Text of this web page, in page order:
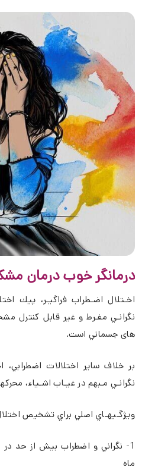
درمانگر خوب درمان
اخـتلال اضـطراب فراگيـر، پيك
نگرانـي مفـرط و غير قابل كنترل
های جسماني است.
بر خلاف ساير اختلالات اضطرابي،
نگرانـي مـبهم در غيـاب اشـياء،
ويژگـيهـاي اصلي براي تشخيص
ماه